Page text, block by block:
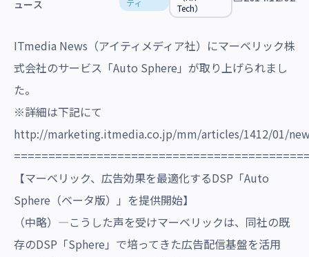
ュース
ティ
Tech）
ITmedia News（アイティメディア社）にマーベリック株
式会社のサービス「Auto Sphere」が取り上げられまし
た。
※詳細は下記にて
http://marketing.itmedia.co.jp/mm/articles/1412/01/
【マーベリック、広告効果を最適化するDSP「Auto
Sphere（ベータ版）」を提供開始】
（中略）―こうした声を受けマーベリックは、同社の既
存のDSP「Sphere」で培ってきた広告配信基盤を活用